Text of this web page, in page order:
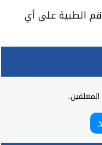
الطبية على أي